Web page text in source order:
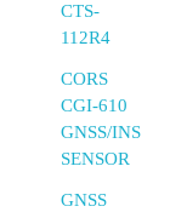
CTS-
112R4
CORS
CGI-610
GNSS/INS
SENSOR
GNSS